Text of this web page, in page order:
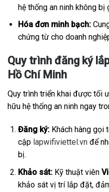
hệ thống an ninh không bị
Hóa đơn minh bạch:
chứng từ cho doanh
Quy trình đăng ký
Hồ Chí Minh
Quy trình triển khai được tối
hữu hệ thống an ninh ngay
Đăng ký:Khách hàng gọi
cập lapwifiviettel.vnđể
bị.
Khảo sát:Kỹ thuật viên
khảo sát vị trí lắp đặt,